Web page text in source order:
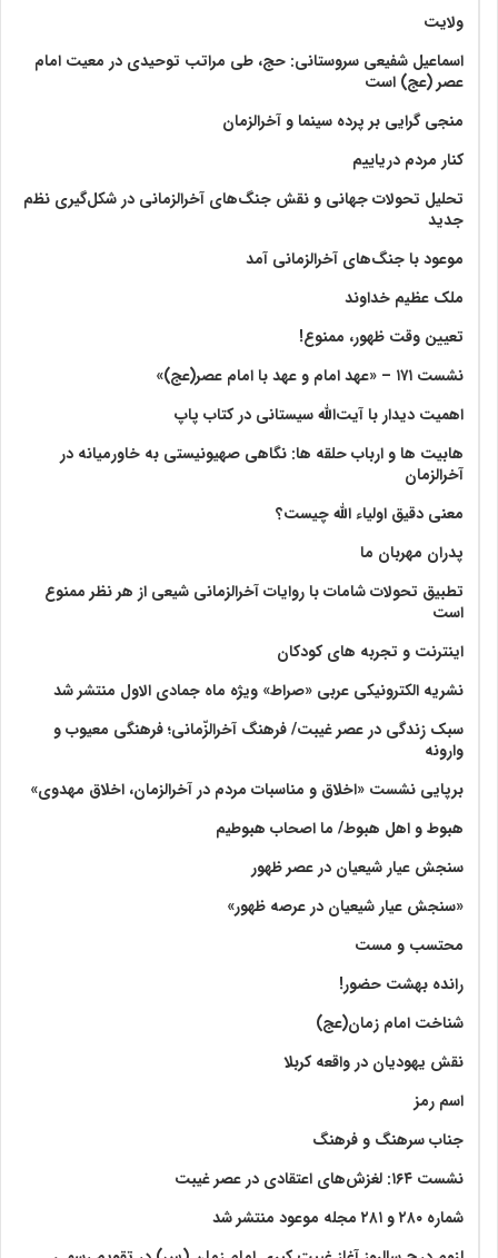
ولايت‏
اسماعیل شفیعی سروستانی: حج، طی مراتب توحیدی در معیت امام
عصر (عج) است
منجی گرایی بر پرده سینما و آخرالزمان
کنار مردم دریاییم
تحلیل تحولات جهانی و نقش جنگ‌های آخرالزمانی در شکل‌گیری نظم
جدید
موعود با جنگ‌های آخرالزمانی آمد
ملک عظیم خداوند
تعیین وقت ظهور، ممنوع!
نشست ۱۷۱ – «عهد امام و عهد با امام عصر(عج)»
اهمیت دیدار با آیت‌الله سیستانی در کتاب پاپ
هابیت ها و ارباب حلقه ها: نگاهی صهیونیستی به خاورمیانه در
آخرالزمان
معنی دقیق اولیاء الله چیست؟
پدران مهربان ما
تطبیق تحولات شامات با روایات آخرالزمانی شیعی از هر نظر ممنوع
است
اینترنت و تجربه های کودکان
نشریه الکترونیکی عربی «صراط» ویژه ماه جمادی الاول منتشر شد
سبک زندگی در عصر غیبت/ فرهنگ آخرالزّمانی؛ فرهنگی معیوب و
وارونه
برپایی نشست «اخلاق و مناسبات مردم در آخرالزمان، اخلاق مهدوی»
هبوط و اهل هبوط/ ما اصحاب هبوطیم
سنجش عیار شیعیان در عصر ظهور
«سنجش عیار شیعیان در عرصه ظهور»
محتسب و مست
رانده بهشت‌ حضور!
شناخت امام زمان(عج)
نقش یهودیان در واقعه کربلا
اسم رمز
جناب سرهنگ و فرهنگ
نشست ۱۶۴: لغزش‌های اعتقادی در عصر غیبت
شماره ۲۸۰ و ۲۸۱ مجله موعود منتشر شد